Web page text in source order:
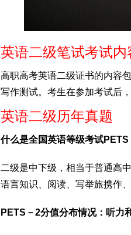
英语二级笔试考试内
高职高考英语二级证书的内容
写作测试。考生在参加考试后
英语二级历年真题
什么是全国英语等级考试PETS
二级是中下级，相当于普通高
语言知识、阅读、写举旅携作
PETS－2分值分布情况：听力